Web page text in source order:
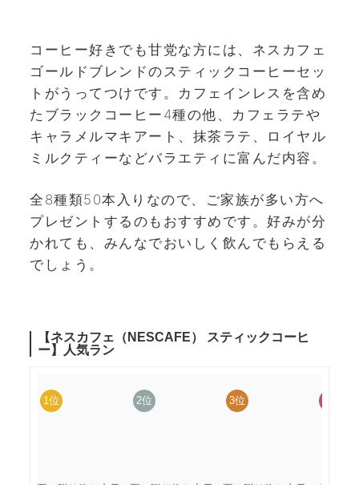
コーヒー好きでも甘党な方には、ネスカフェ
ゴールドブレンドのスティックコーヒーセッ
トがうってつけです。カフェインレスを含め
たブラックコーヒー4種の他、カフェラテや
キャラメルマキアート、抹茶ラテ、ロイヤル
ミルクティーなどバラエティに富んだ内容。
全8種類50本入りなので、ご家族が多い方へ
プレゼントするのもおすすめです。好みが分
かれても、みんなでおいしく飲んでもらえる
でしょう。